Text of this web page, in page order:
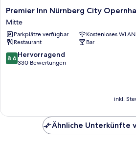
Premier
Inn
Nürnberg
City
Opernhaus
Mitte
Premier Inn Nürnberg City
Mitte
Parkplätze verfügbar
Kostenloses WLAN
Restaurant
Bar
8.6
von
8,6 Hervorragend
330 Bewertungen
inkl.
Ähnliche Unterkünfte